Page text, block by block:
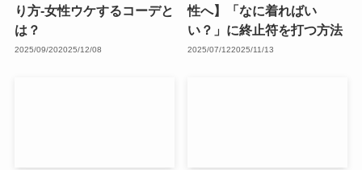
り方-女性ウケするコーデと
は？
2025/09/202025/12/08
性へ】「なに着ればい
い？」に終止符を打つ方法
2025/07/122025/11/13